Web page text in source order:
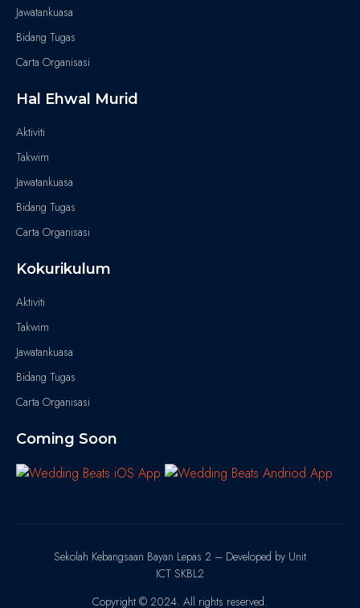
Jawatankuasa
Bidang Tugas
Carta Organisasi
Hal Ehwal Murid
Aktiviti
Takwim
Jawatankuasa
Bidang Tugas
Carta Organisasi
Kokurikulum
Aktiviti
Takwim
Jawatankuasa
Bidang Tugas
Carta Organisasi
Coming Soon
Sekolah Kebangsaan Bayan Lepas 2 – Developed by Unit
ICT SKBL2
Copyright © 2024. All rights reserved.